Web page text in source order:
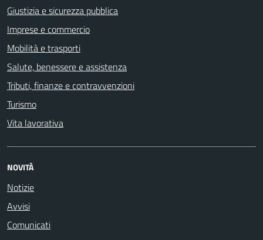
Giustizia e sicurezza pubblica
Imprese e commercio
Mobilità e trasporti
Salute, benessere e assistenza
Tributi, finanze e contravvenzioni
Turismo
Vita lavorativa
NOVITÀ
Notizie
Avvisi
Comunicati